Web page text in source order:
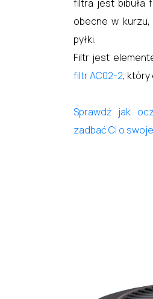
filtra jest bibuła
obecne w
pyłki.
Filtr jest
filtr AC02-2,
Sprawdź jak
zadbać Ci o